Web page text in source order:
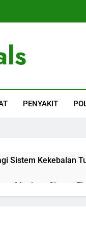
PENYAKIT
Sistem Kekebalan
Menjaga Sistem